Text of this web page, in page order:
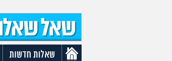
שאלות חדשות